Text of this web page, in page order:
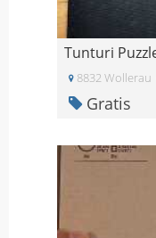
8832 Wollerau
Gratis